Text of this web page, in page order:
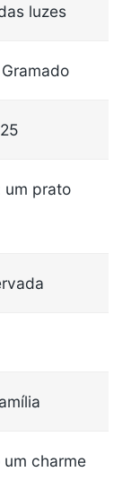
luzes
um prato
charme